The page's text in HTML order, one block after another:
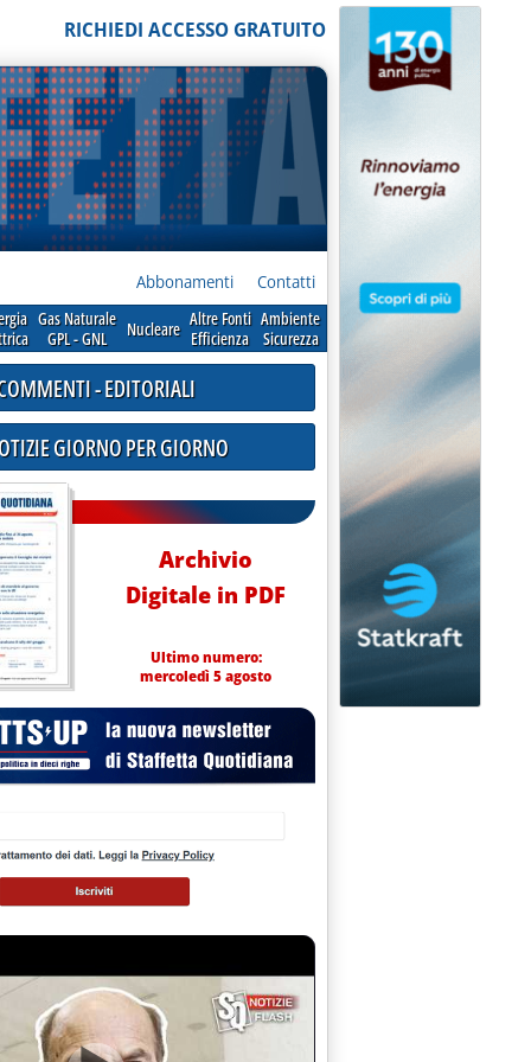
RICHIEDI ACCESSO GRATUITO
Abbonamenti Contatti
Gas Naturale
GPL - GNL
Nucleare Altre Fonti
Efficienza
Ambiente
Sicurezza
per il Stg
- EDITORIALI
GIORNO PER GIORNO
Archivio
Digitale in PDF
Ultimo numero:
mercoledì 5 agosto